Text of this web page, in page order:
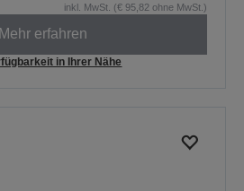
inkl. MwSt. (€ 95,82 ohne MwSt.)
Mehr erfahren
in Ihrer Nähe